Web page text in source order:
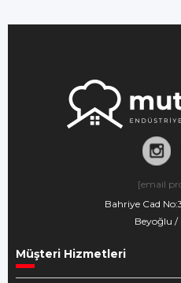
[email
Bahriye Cad
Beyoğlu /
Müşteri Hizmetleri